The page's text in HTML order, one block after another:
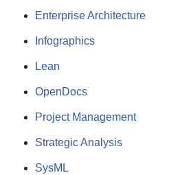
Enterprise Architecture
Infographics
Lean
OpenDocs
Project Management
Strategic Analysis
SysML